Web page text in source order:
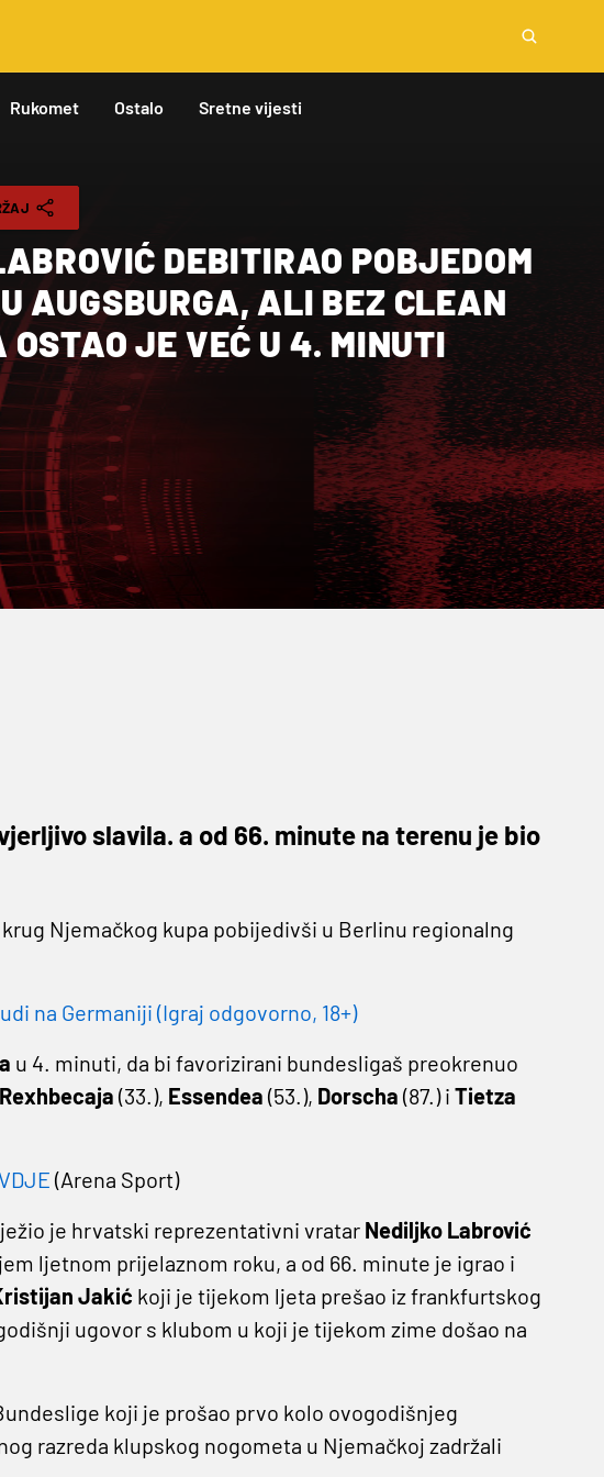
Rukomet Ostalo Sretne vijesti
DEBITIRAO POBJEDOM
AUGSBURGA, ALI BEZ CLEAN
OSTAO JE VEĆ U 4. MINUTI
slavila. a od 66. minute na terenu je bio
Njemačkog kupa pobijedivši u Berlinu regionalng
na Germaniji (Igraj odgovorno, 18+)
u 4. minuti, da bi favorizirani bundesligaš preokrenuo
Rexhbecaja (33.), Essendea (53.), Dorscha (87.) i Tietza
(Arena Sport)
je hrvatski reprezentativni vratar Nediljko Labrović
ljetnom prijelaznom roku, a od 66. minute je igrao i
Jakić koji je tijekom ljeta prešao iz frankfurtskog
ugovor s klubom u koji je tijekom zime došao na
koji je prošao prvo kolo ovogodišnjeg
razreda klupskog nogometa u Njemačkoj zadržali